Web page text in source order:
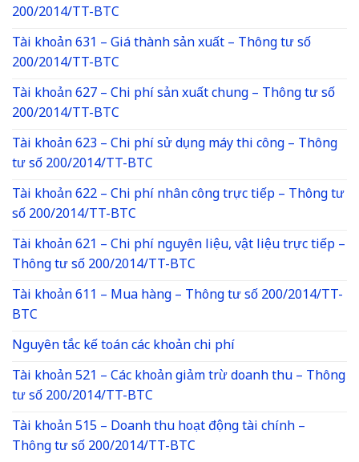
200/2014/TT-BTC
Tài khoản 631 – Giá thành sản xuất – Thông tư số
200/2014/TT-BTC
Tài khoản 627 – Chi phí sản xuất chung – Thông tư số
200/2014/TT-BTC
Tài khoản 623 – Chi phí sử dụng máy thi công – Thông
tư số 200/2014/TT-BTC
Tài khoản 622 – Chi phí nhân công trực tiếp – Thông tư
số 200/2014/TT-BTC
Tài khoản 621 – Chi phí nguyên liệu, vật liệu trực tiếp –
Thông tư số 200/2014/TT-BTC
Tài khoản 611 – Mua hàng – Thông tư số 200/2014/TT-
BTC
Nguyên tắc kế toán các khoản chi phí
Tài khoản 521 – Các khoản giảm trừ doanh thu – Thông
tư số 200/2014/TT-BTC
Tài khoản 515 – Doanh thu hoạt động tài chính –
Thông tư số 200/2014/TT-BTC